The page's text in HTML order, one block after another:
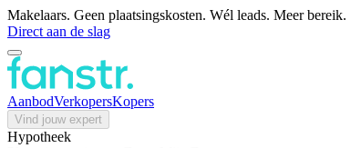
Makelaars. Geen plaatsingskosten. Wél leads. Meer bereik.
Direct aan de slag
AanbodVerkopersKopers
Vind jouw expert
Hypotheek